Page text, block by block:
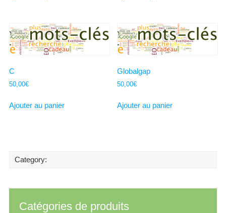
C
50,00€
Ajouter au panier
Globalgap
50,00€
Ajouter au panier
Category:
Catégories de produits